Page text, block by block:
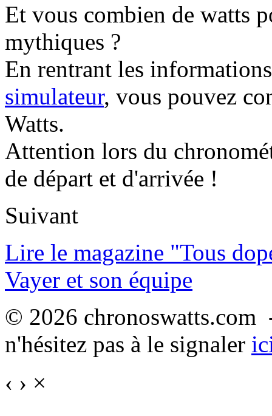
Et vous combien de watts
mythiques ?
En rentrant les
simulateur, vous pouvez
Watts.
Attention lors du
de départ et d'arrivée !
Suivant
Lire le magazine "Tous
Vayer et son équipe
© 2026
n'hésitez pas à le signaler
‹ › ×